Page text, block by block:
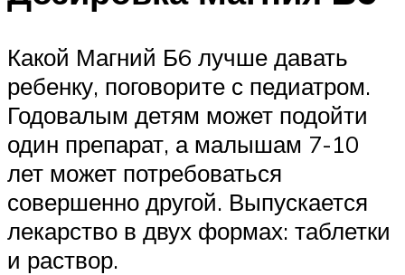
Какой Магний Б6 лучше давать
ребенку, поговорите с педиатром.
Годовалым детям может подойти
один препарат, а малышам 7-10
лет может потребоваться
совершенно другой. Выпускается
лекарство в двух формах: таблетки
и раствор.